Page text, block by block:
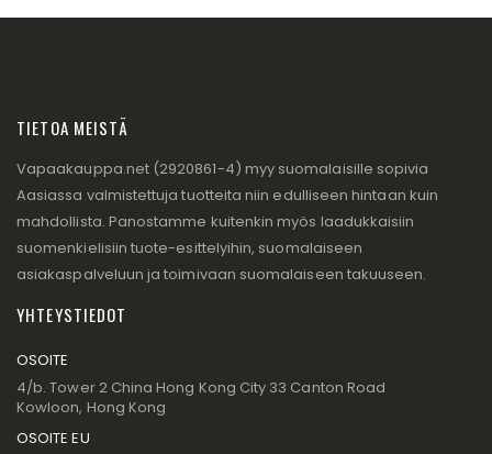
TIETOA MEISTÄ
Vapaakauppa.net (2920861-4) myy suomalaisille sopivia
Aasiassa valmistettuja tuotteita niin edulliseen hintaan kuin
mahdollista. Panostamme kuitenkin myös laadukkaisiin
suomenkielisiin tuote-esittelyihin, suomalaiseen
asiakaspalveluun ja toimivaan suomalaiseen takuuseen.
YHTEYSTIEDOT
OSOITE
4/b. Tower 2 China Hong Kong City 33 Canton Road
Kowloon, Hong Kong
OSOITE EU